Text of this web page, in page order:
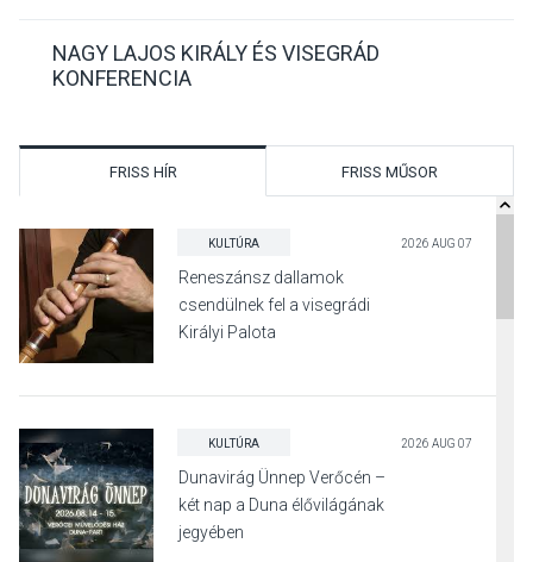
NAGY LAJOS KIRÁLY ÉS VISEGRÁD
KONFERENCIA
FRISS HÍR FRISS MŰSOR
KULTÚRA 2026 AUG 07
Reneszánsz dallamok
csendülnek fel a visegrádi
Királyi Palota
KULTÚRA 2026 AUG 07
Dunavirág Ünnep Verőcén –
két nap a Duna élővilágának
jegyében